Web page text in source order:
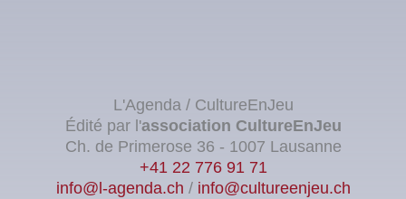
L'Agenda / CultureEnJeu
Édité par l'association CultureEnJeu
Ch. de Primerose 36 - 1007 Lausanne
+41 22 776 91 71
info@l-agenda.ch / info@cultureenjeu.ch